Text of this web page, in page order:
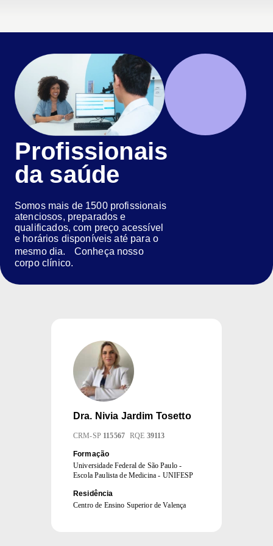
Profissionais
da saúde
Somos mais de 1500 profissionais
atenciosos, preparados e
qualificados, com preço acessível
e horários disponíveis até para o
mesmo dia. Conheça nosso
corpo clínico.
Dra. Nivia Jardim Tosetto
CRM-SP 115567 RQE 39113
Formação
Universidade Federal de São Paulo -
Escola Paulista de Medicina - UNIFESP
Residência
Centro de Ensino Superior de Valença